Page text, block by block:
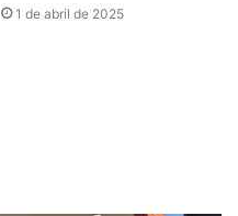
1 de abril de 2025